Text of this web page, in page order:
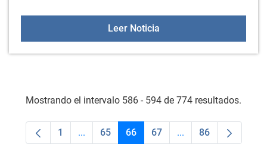
Leer NoticiaPROHIBICIÓN USO DE
Mostrando el intervalo 586 - 594 de 774 resultados.
Página
1 ...Páginas intermedias Use TAB para
Página
65 Página
66 Página
67 ...PáginasPágina
86